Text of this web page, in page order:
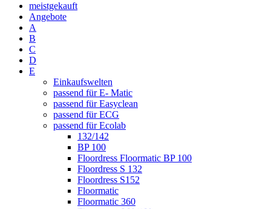
meistgekauft
Angebote
A
B
C
D
E
Einkaufswelten
passend für E- Matic
passend für Easyclean
passend für ECG
passend für Ecolab
132/142
BP 100
Floordress Floormatic BP 100
Floordress S 132
Floordress S152
Floormatic
Floormatic 360